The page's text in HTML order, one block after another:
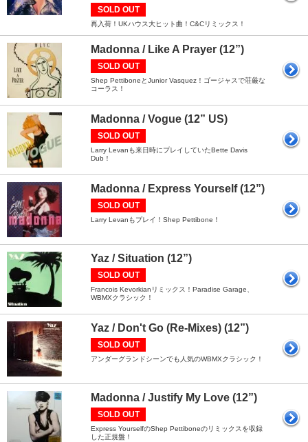
SOLD OUT
再入荷！UKハウス大ヒット曲！C&Cリミックス！
Madonna / Like A Prayer (12”)
SOLD OUT
Shep PettiboneとJunior Vasquez！ゴージャスで荘厳な
コーラス！
Madonna / Vogue (12” US)
SOLD OUT
Larry Levanも来日時にプレイしていたBette Davis
Dub！
Madonna / Express Yourself (12”)
SOLD OUT
Larry Levanもプレイ！Shep Pettibone！
Yaz / Situation (12”)
SOLD OUT
Francois Kevorkianリミックス！Paradise Garage、
WBMXクラシック！
Yaz / Don't Go (Re-Mixes) (12”)
SOLD OUT
アンダーグランドシーンでも人気のWBMXクラシック！
Madonna / Justify My Love (12”)
SOLD OUT
Express YourselfのShep Pettiboneのリミックスを収録
した正規盤！